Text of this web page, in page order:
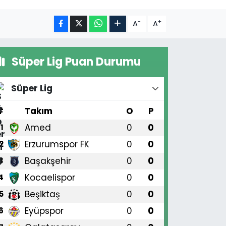
A- A+
Süper Lig Puan Durumu
Süper Lig
Takım O P
1 Amed 0 0
Erzurumspor FK 0 0
Başakşehir 0 0
Kocaelispor 0 0
Beşiktaş 0 0
Eyüpspor 0 0